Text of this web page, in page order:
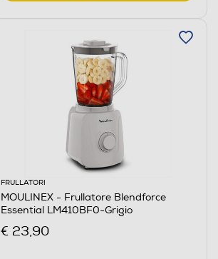
FRULLATORI
MOULINEX - Frullatore Blendforce
Essential LM410BF0-Grigio
€ 23,90